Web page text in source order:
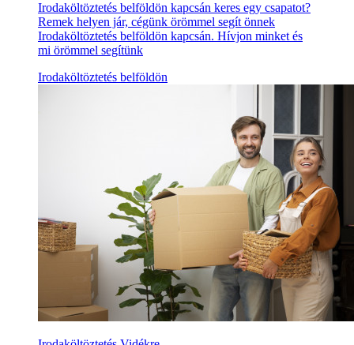
Irodaköltöztetés belföldön kapcsán keres egy csapatot?
Remek helyen jár, cégünk örömmel segít önnek
Irodaköltöztetés belföldön kapcsán. Hívjon minket és
mi örömmel segítünk
Irodaköltöztetés belföldön